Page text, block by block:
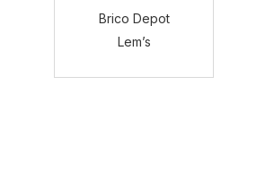
Brico Depot
Lem’s